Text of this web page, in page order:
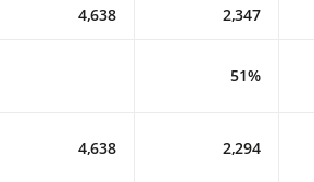
4,638 2,347
51%
4,638 2,294